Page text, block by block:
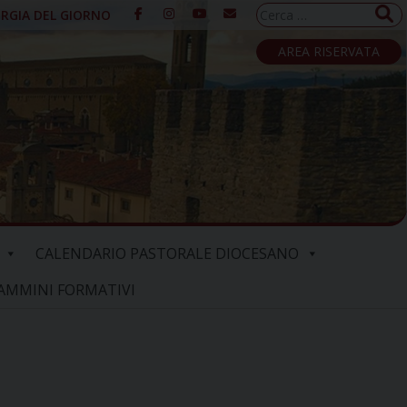
DEL GIORNO
Ricerca
per:
AREA RISERVATA
CALENDARIO PASTORALE DIOCESANO
FORMATIVI